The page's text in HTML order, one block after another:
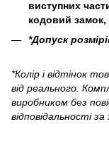
виступних
кодовий замок,
*Допуск
*Колір і відтінок
від реального.
виробником без
відповідальності